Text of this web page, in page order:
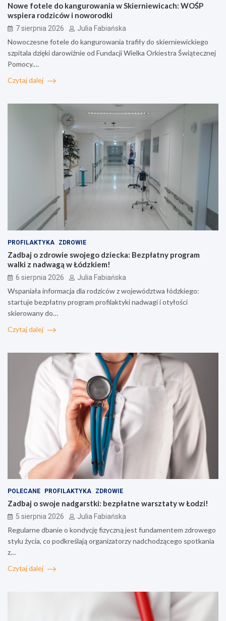
Nowe fotele do kangurowania w Skierniewicach: WOŚP
wspiera rodziców i noworodki
7 sierpnia 2026 Julia Fabiańska
Nowoczesne fotele do kangurowania trafiły do skierniewickiego
szpitala dzięki darowiźnie od Fundacji Wielka Orkiestra Świątecznej
Pomocy.…
Czytaj dalej
PROFILAKTYKA ZDROWIE
Zadbaj o zdrowie swojego dziecka: Bezpłatny program
walki z nadwagą w Łódzkiem!
6 sierpnia 2026 Julia Fabiańska
Wspaniała informacja dla rodziców z województwa łódzkiego:
startuje bezpłatny program profilaktyki nadwagi i otyłości
skierowany do…
Czytaj dalej
POLECANE PROFILAKTYKA ZDROWIE
Zadbaj o swoje nadgarstki: bezpłatne warsztaty w Łodzi!
5 sierpnia 2026 Julia Fabiańska
Regularne dbanie o kondycję fizyczną jest fundamentem zdrowego
stylu życia, co podkreślają organizatorzy nadchodzącego spotkania
z…
Czytaj dalej